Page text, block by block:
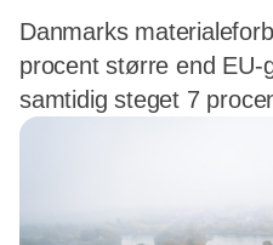
Danmarks
procent større end EU-
samtidig steget 7